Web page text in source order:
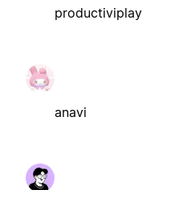
productiviplay
anavi